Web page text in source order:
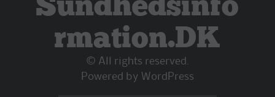
Sundhedsinfo
rmation.DK
© All rights reserved.
Powered by WordPress